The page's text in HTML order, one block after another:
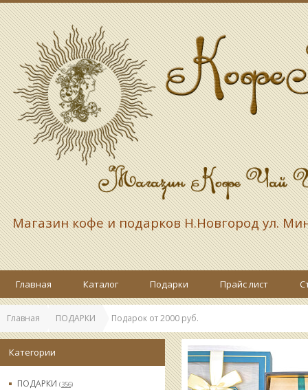
Магазин кофе и подарковН.Новгород ул.
Главная Каталог Подарки Прайс лист
Главная ПОДАРКИ Подарок от 2000 руб.
Категории
ПОДАРКИ (356)